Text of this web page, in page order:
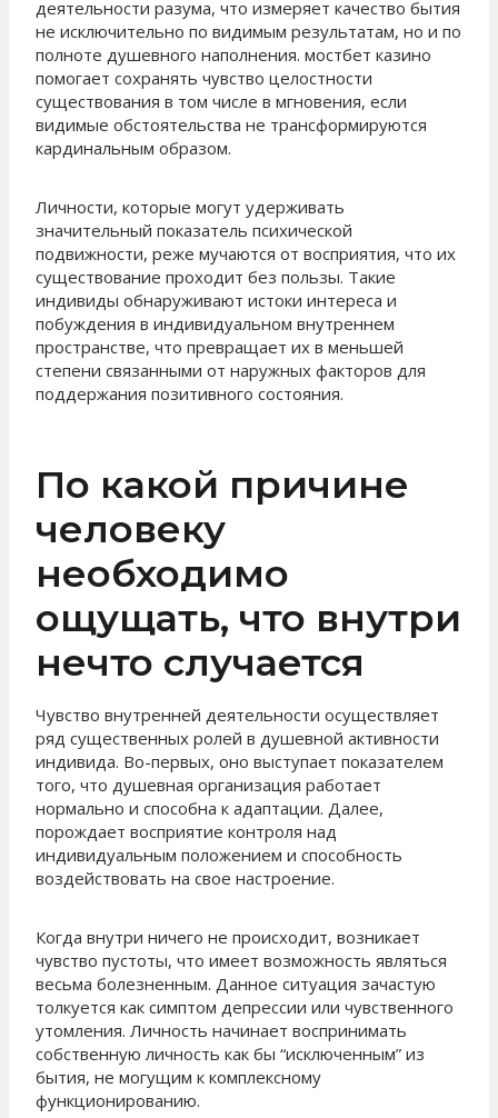
деятельности разума, что измеряет качество бытия
не исключительно по видимым результатам, но и по
полноте душевного наполнения. мостбет казино
помогает сохранять чувство целостности
существования в том числе в мгновения, если
видимые обстоятельства не трансформируются
кардинальным образом.
Личности, которые могут удерживать
значительный показатель психической
подвижности, реже мучаются от восприятия, что их
существование проходит без пользы. Такие
индивиды обнаруживают истоки интереса и
побуждения в индивидуальном внутреннем
пространстве, что превращает их в меньшей
степени связанными от наружных факторов для
поддержания позитивного состояния.
По какой причине
человеку
необходимо
ощущать, что внутри
нечто случается
Чувство внутренней деятельности осуществляет
ряд существенных ролей в душевной активности
индивида. Во-первых, оно выступает показателем
того, что душевная организация работает
нормально и способна к адаптации. Далее,
порождает восприятие контроля над
индивидуальным положением и способность
воздействовать на свое настроение.
Когда внутри ничего не происходит, возникает
чувство пустоты, что имеет возможность являться
весьма болезненным. Данное ситуация зачастую
толкуется как симптом депрессии или чувственного
утомления. Личность начинает воспринимать
собственную личность как бы “исключенным” из
бытия, не могущим к комплексному
функционированию.